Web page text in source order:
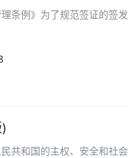
条例》为了规范签证的签
共和国的主权、安全和社